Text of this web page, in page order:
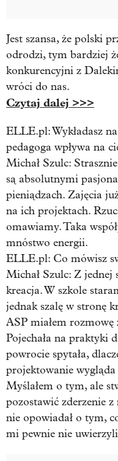
Jest szansa, że polski
odrodzi, tym bardziej
konkurencyjni z
wróci do nas.
Czytaj dalej >>>
ELLE.pl: Wykładasz
pedagoga wpływa na
Michał Szulc:
są absolutnymi
pieniądzach. Zajęcia
na ich projektach.
omawiamy. Taka
mnóstwo energii.
ELLE.pl: Co mówisz
Michał Szulc: Z jednej
kreacja. W szkole
jednak szalę w stronę
ASP miałem
Pojechała na praktyki
powrocie spytała,
projektowanie wygląda
Myślałem o tym, ale
pozostawić zderzenie z
nie opowiadał o tym,
mi pewnie nie